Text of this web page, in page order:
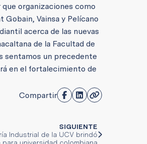
organizaciones como
Vainsa y Pelícano
acerca de las nuevas
de la Facultad de
sentamos un precedente
en el fortalecimiento de
Compartir
SIGUIENTE
Industrial de la UCV brindó